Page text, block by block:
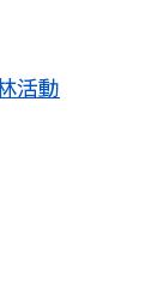
活動